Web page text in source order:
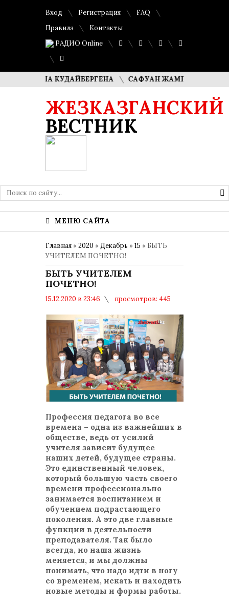
Вход Регистрация
FAQ
Правила
Контакты
РАДИО Online
КУДАЙБЕРГЕНА САФУАН ЖАМПЕИСОВ: «МЫ
ЖЕЗКАЗГАНСКИЙ
ВЕСТНИК
МЕНЮ САЙТА
Главная »2020 »Декабрь »15 » БЫТЬ
УЧИТЕЛЕМ ПОЧЕТНО!
БЫТЬ УЧИТЕЛЕМ
ПОЧЕТНО!
15.12.2020 в 23:46
просмотров: 445
Профессия педагога во все
времена – одна из важнейших в
обществе, ведь от усилий
учителя зависит будущее
наших детей, будущее страны.
Это единственный человек,
который большую часть своего
времени профессионально
занимается воспитанием и
обучением подрастающего
поколения. А это две главные
функции в деятельности
преподавателя. Так было
всегда, но наша жизнь
меняется, и мы должны
понимать, что надо идти в ногу
со временем, искать и находить
новые методы и формы работы.